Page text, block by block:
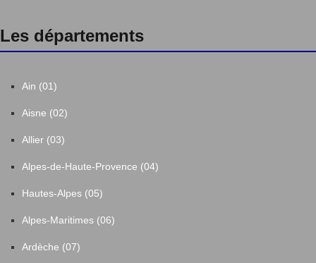
Les départements
Ain (01)
Aisne (02)
Allier (03)
Alpes-de-Haute-Provence (04)
Hautes-Alpes (05)
Alpes-Maritimes (06)
Ardèche (07)